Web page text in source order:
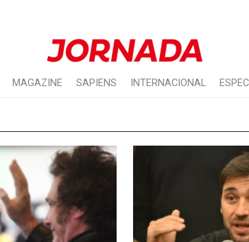
MAGAZINE SAPIENS INTERNACIONAL